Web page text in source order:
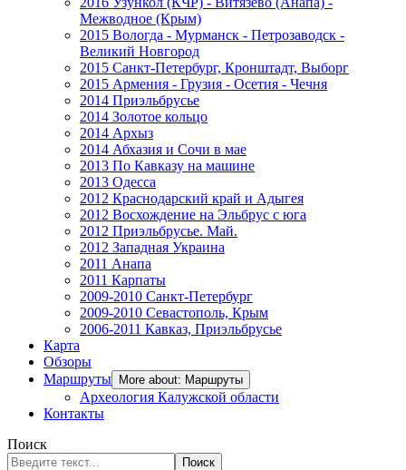
Межводное (Крым)
2015 Вологда - Мурманск - Петрозаводск -
Великий Новгород
2015 Санкт-Петербург, Кронштадт, Выборг
2015 Армения - Грузия - Осетия - Чечня
2014 Приэльбрусье
2014 Золотое кольцо
2014 Архыз
2014 Абхазия и Сочи в мае
2013 По Кавказу на машине
2013 Одесса
2012 Краснодарский край и Адыгея
2012 Восхождение на Эльбрус с юга
2012 Приэльбрусье. Май.
2012 Западная Украина
2011 Анапа
2011 Карпаты
2009-2010 Санкт-Петербург
2009-2010 Севастополь, Крым
2006-2011 Кавказ, Приэльбрусье
Карта
Обзоры
Маршруты
More about: Маршруты
Археология Калужской области
Контакты
Поиск
Поиск